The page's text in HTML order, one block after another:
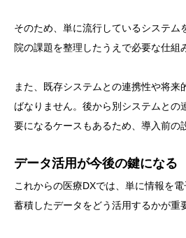
そのため、単に流行しているシステム
院の課題を整理したうえで必要な仕組
また、既存システムとの連携性や将来
ばなりません。後から別システムとの
要になるケースもあるため、導入前の
データ活用が今後の鍵になる
これからの医療DXでは、単に情報を電
蓄積したデータをどう活用するかが重